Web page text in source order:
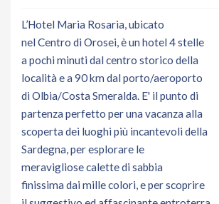
L’Hotel Maria Rosaria, ubicato
nel Centro di Orosei, è un hotel 4 stelle
a pochi minuti dal centro storico della
località e a 90 km dal porto/aeroporto
di Olbia/Costa Smeralda. E' il punto di
partenza perfetto per una vacanza alla
scoperta dei luoghi più incantevoli della
Sardegna, per esplorare le
meravigliose calette di sabbia
finissima dai mille colori, e per scoprire